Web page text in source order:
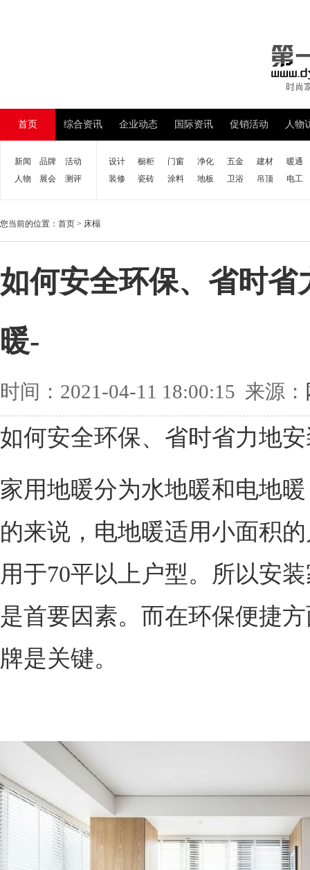
首页 综合资讯 企业动态 国际资讯 促销活动 人物
新闻 品牌
活动
人物
展会 测评
设计 橱柜 门窗 净化 五金 建材
暖通
装修
瓷砖 涂料 地板 卫浴 吊顶 电工
您当前的位置： 首页 > 床榻
如何安全环保、省时省
暖-
时间：2021-04-11 18:00:15 来源：
如何安全环保、省时省力地
家用地暖分为水地暖和电地
的来说，电地暖适用小面积
用于70平以上户型。所以安
是首要因素。而在环保便捷
牌是关键。